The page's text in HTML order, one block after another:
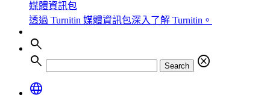
媒體資訊包
透過 Turnitin 媒體資訊包深入了解 Turnitin。
search
search
Search
cancel
language